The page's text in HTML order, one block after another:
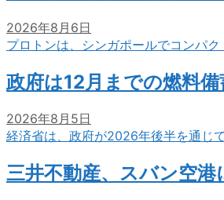
2026年8月6日
プロトンは、シンガポールでコンパ
政府は12月までの燃料
2026年8月5日
経済省は、政府が2026年後半を通じ
三井不動産、スバン空